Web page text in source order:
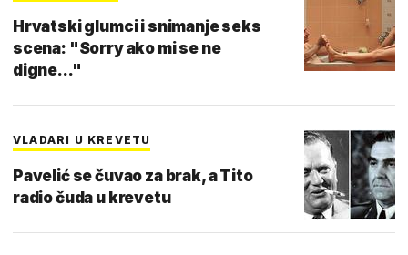
Hrvatski glumci i snimanje seks
scena: "Sorry ako mi se ne
digne..."
VLADARI U KREVETU
Pavelić se čuvao za brak, a Tito
radio čuda u krevetu